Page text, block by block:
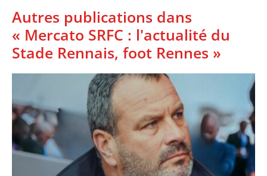
Autres publications dans
« Mercato SRFC : l'actualité du
Stade Rennais, foot Rennes »